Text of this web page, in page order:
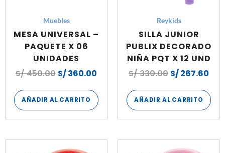
Muebles
MESA UNIVERSAL –
PAQUETE X 06
UNIDADES
S/450.00 S/360.00
AÑADIR AL CARRITO
Reykids
SILLA JUNIOR
PUBLIX DECORADO
NIÑA PQT X 12 UND
S/330.00 S/267.60
AÑADIR AL CARRITO